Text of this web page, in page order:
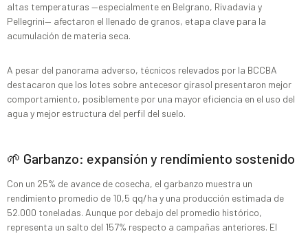
altas temperaturas —especialmente en Belgrano, Rivadavia y
Pellegrini— afectaron el llenado de granos, etapa clave para la
acumulación de materia seca.
A pesar del panorama adverso, técnicos relevados por la BCCBA
destacaron que los lotes sobre antecesor girasol presentaron mejor
comportamiento, posiblemente por una mayor eficiencia en el uso del
agua y mejor estructura del perfil del suelo.
🌱 Garbanzo: expansión y rendimiento sostenido
Con un 25% de avance de cosecha, el garbanzo muestra un
rendimiento promedio de 10,5 qq/ha y una producción estimada de
52.000 toneladas. Aunque por debajo del promedio histórico,
representa un salto del 157% respecto a campañas anteriores. El